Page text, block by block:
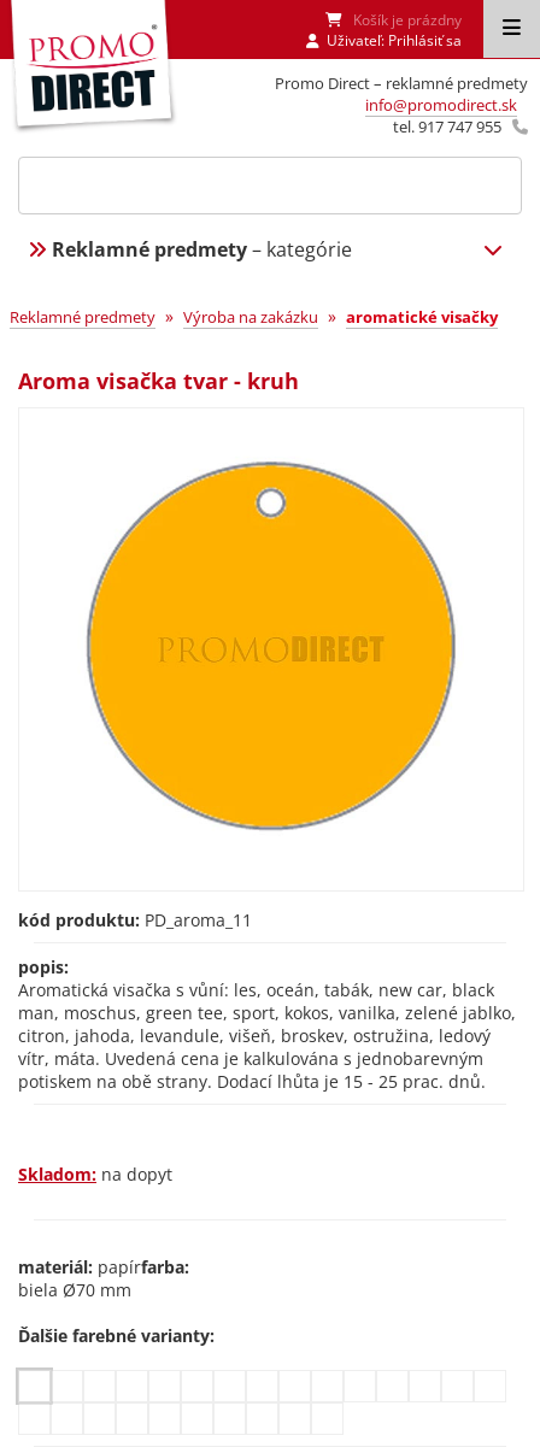
Promo Direct – reklamné predmety
info@promodirect.sk
tel. 917 747 955
Košík je prázdny
Uživateľ: Prihlásiť sa
Reklamné predmety– kategórie
Reklamné predmety » Výroba na zakázku » aromatické visačky
Aroma visačka tvar - kruh
kód produktu: PD_aroma_11
popis:
Aromatická visačka s vůní: les, oceán, tabák, new car, black
man, moschus, green tee, sport, kokos, vanilka, zelené jablko,
citron, jahoda, levandule, višeň, broskev, ostružina, ledový
vítr, máta. Uvedená cena je kalkulována s jednobarevným
potiskem na obě strany. Dodací lhůta je 15 - 25 prac. dnů.
Skladom: na dopyt
materiál: papírfarba:
biela Ø70 mm
Ďalšie farebné varianty: